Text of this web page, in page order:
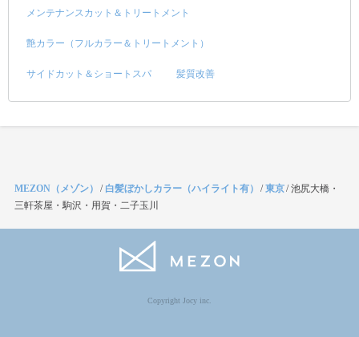
メンテナンスカット＆トリートメント
艶カラー（フルカラー＆トリートメント）
サイドカット＆ショートスパ 髪質改善
MEZON（メゾン） / 白髪ぼかしカラー（ハイライト有） /東京/池尻大橋・
三軒茶屋・駒沢・用賀・二子玉川
Copyright Jocy inc.